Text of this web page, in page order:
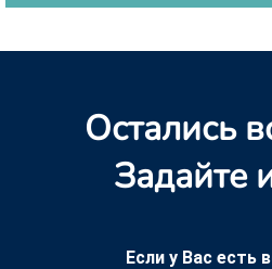
Остались
Задайте
Если у Вас есть